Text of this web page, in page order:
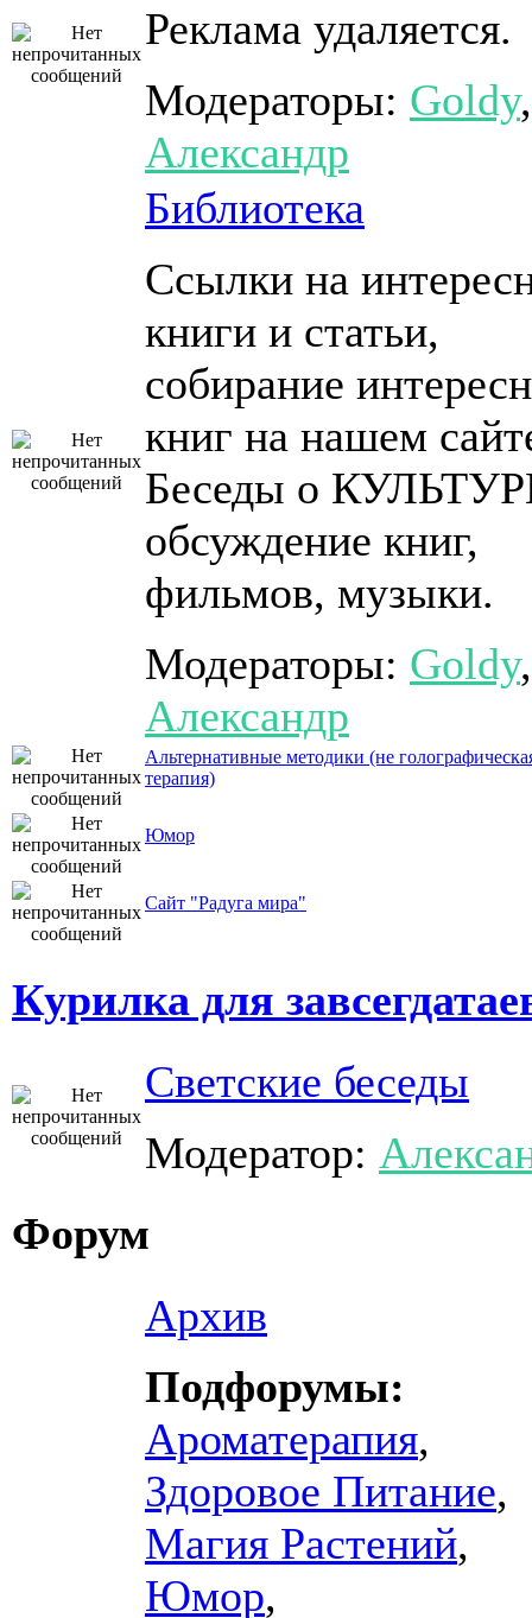
Реклама удаляется.
Модераторы: Goldy,
Александр
Библиотека
Ссылки на
книги и статьи,
собирание
книг на нашем
Беседы о
обсуждение книг,
фильмов, музыки.
Модераторы: Goldy,
Александр
Альтернативные методики (не
терапия)
Юмор
Сайт "Радуга мира"
Курилка для
Светские беседы
Модератор:
Форум
Архив
Подфорумы:
Ароматерапия,
Здоровое Питание,
Магия Растений,
Юмор,